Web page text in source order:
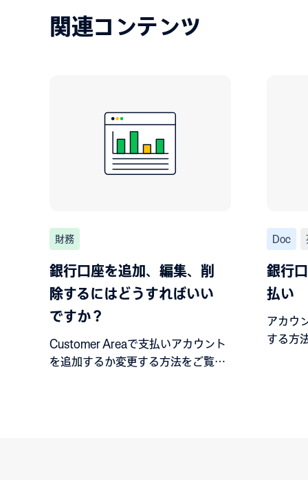
関連コンテンツ
財務
銀行口座を追加、編集、削
除するにはどうすればいい
ですか？
Customer Areaで支払いアカウント
を追加するか変更する方法をご覧く
Doc
銀行
払い
アカウ
する方